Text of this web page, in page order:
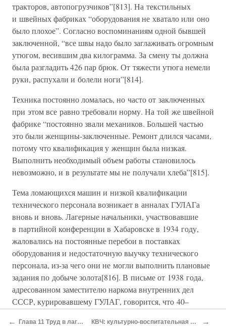
тракторов, автопогрузчиков”[813]. На текстильных
и швейных фабриках “оборудования не хватало или оно
было плохое”. Согласно воспоминаниям одной бывшей
заключенной, “все швы надо было заглаживать огромным
утюгом, весившим два килограмма. За смену ты должна
была разгладить 426 пар брюк. От тяжести утюга немели
руки, распухали и болели ноги”[814].
Техника постоянно ломалась, но часто от заключенных
при этом все равно требовали норму. На той же швейной
фабрике “постоянно звали механиков. Большей частью
это были женщины-заключенные. Ремонт длился часами,
потому что квалификация у женщин была низкая.
Выполнить необходимый объем работы становилось
невозможно, и в результате мы не получали хлеба”[815].
Тема ломающихся машин и низкой квалификации
технического персонала возникает в анналах ГУЛАГа
вновь и вновь. Лагерные начальники, участвовавшие
в партийной конференции в Хабаровске в 1934 году,
жаловались на постоянные перебои в поставках
оборудования и недостаточную выучку технического
персонала, из-за чего они не могли выполнить плановые
задания по добыче золота[816]. В письме от 1938 года,
адресованном заместителю наркома внутренних дел
СССР, курировавшему ГУЛАГ, говорится, что 40–
полагаться и на более примитивные методы работы.
← Глава 11 Труд в лагерях КВЧ: культурно-воспитательная часть →